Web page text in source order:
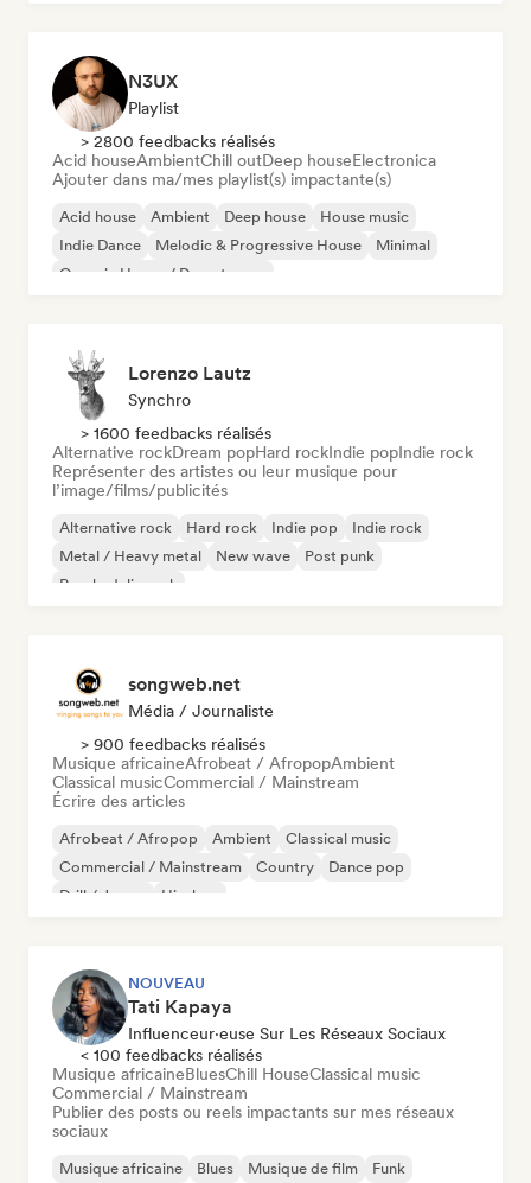
N3UX
Playlist
> 2800 feedbacks réalisés
Acid houseAmbientChill outDeep houseElectronica
Ajouter dans ma/mes playlist(s) impactante(s)
Acid house Ambient Deep house
House music
Indie Dance
Melodic & Progressive House
Minimal
Organic House / Downtempo
Lorenzo Lautz
Synchro
> 1600 feedbacks réalisés
Alternative rockDream popHard rockIndie popIndie rock
Représenter des artistes ou leur musique pour
l’image/films/publicités
Alternative rock Hard rock Indie pop
Indie rock
Metal / Heavy metal
New wave
Post punk
Psychedelic rock
songweb.net
Média / Journaliste
> 900 feedbacks réalisés
Musique africaineAfrobeat / AfropopAmbient
Classical musicCommercial / Mainstream
Écrire des articles
Afrobeat / Afropop Ambient
Classical music
Commercial / Mainstream
Country
Dance pop
Drill / Jersey
Hip-hop
NOUVEAU
Tati Kapaya
Influenceur·euse Sur Les Réseaux Sociaux
< 100 feedbacks réalisés
Musique africaineBluesChill HouseClassical music
Commercial / Mainstream
Publier des posts ou reels impactants sur mes réseaux
sociaux
Musique africaine Blues Musique de film Funk